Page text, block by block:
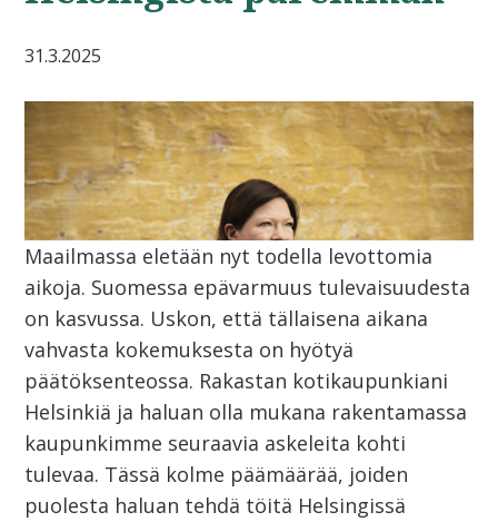
31.3.2025
Maailmassa eletään nyt todella levottomia
aikoja. Suomessa epävarmuus tulevaisuudesta
on kasvussa. Uskon, että tällaisena aikana
vahvasta kokemuksesta on hyötyä
päätöksenteossa. Rakastan kotikaupunkiani
Helsinkiä ja haluan olla mukana rakentamassa
kaupunkimme seuraavia askeleita kohti
tulevaa. Tässä kolme päämäärää, joiden
puolesta haluan tehdä töitä Helsingissä